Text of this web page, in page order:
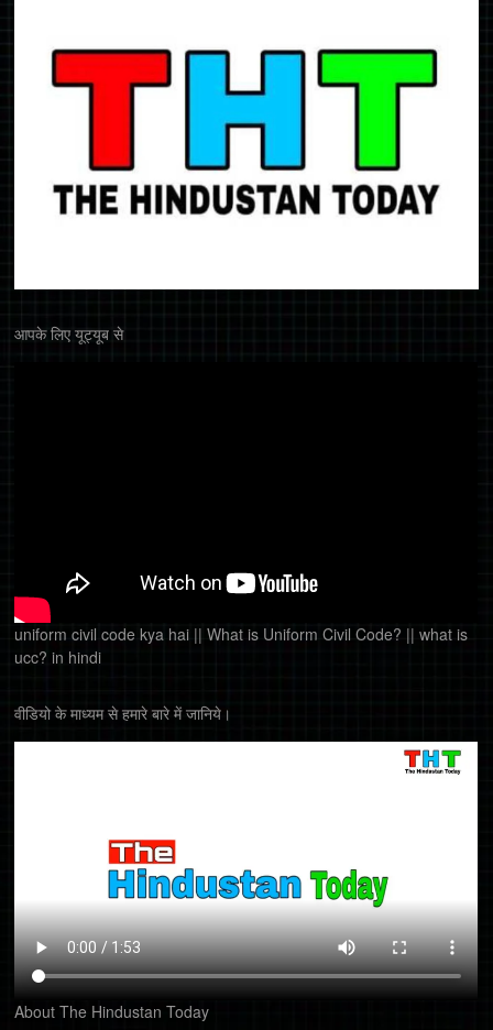
आपके लिए यूट्यूब से
uniform civil code kya hai || What is Uniform Civil Code? || what is
ucc? in hindi
वीडियो के माध्यम से हमारे बारे में जानिये।
About The Hindustan Today